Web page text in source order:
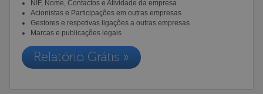
NIF, Nome, Contactos e Atividade da empresa
Acionistas e Participações em outras empresas
Gestores e respetivas ligações a outras empresas
Marcas e publicações legais
Relatório Grátis »